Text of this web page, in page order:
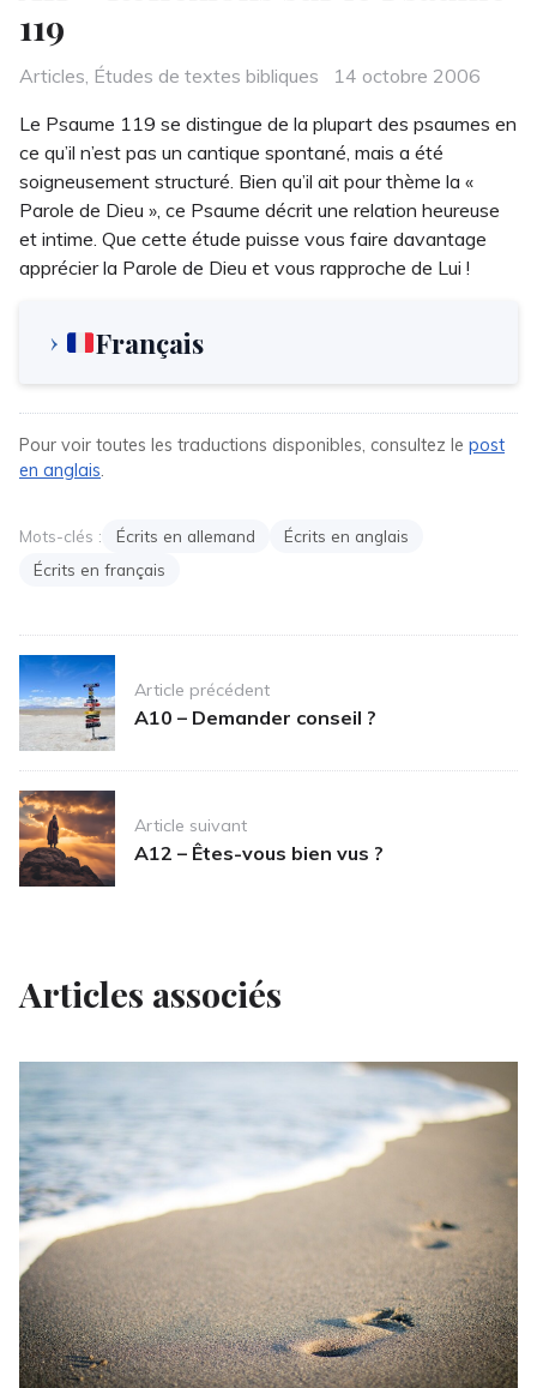
119
Categories
Articles, Études de textes bibliques
Posted
14 octobre 2006
Le Psaume 119 se distingue de la plupart des psaumes en
ce qu’il n’est pas un cantique spontané, mais a été
soigneusement structuré. Bien qu’il ait pour thème la «
Parole de Dieu », ce Psaume décrit une relation heureuse
et intime. Que cette étude puisse vous faire davantage
apprécier la Parole de Dieu et vous rapproche de Lui !
Français
Pour voir toutes les traductions disponibles, consultez le post
en anglais.
Mots-clés : Écrits en allemand
Écrits en anglais
Écrits en français
Post
navigationArticle précédent
A10 – Demander conseil ?
Article suivant
A12 – Êtes-vous bien vus ?
Articles associés